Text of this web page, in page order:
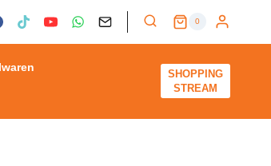
0
SHOPPING
STREAM